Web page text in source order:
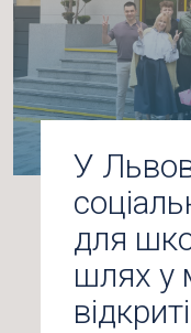
У
для
шлях у